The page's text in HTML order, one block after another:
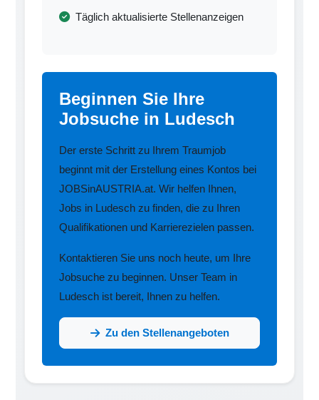
Täglich aktualisierte Stellenanzeigen
Beginnen Sie Ihre
Jobsuche in Ludesch
Der erste Schritt zu Ihrem Traumjob
beginnt mit der Erstellung eines Kontos bei
JOBSinAUSTRIA.at. Wir helfen Ihnen,
Jobs in Ludesch zu finden, die zu Ihren
Qualifikationen und Karrierezielen passen.
Kontaktieren Sie uns noch heute, um Ihre
Jobsuche zu beginnen. Unser Team in
Ludesch ist bereit, Ihnen zu helfen.
Zu den Stellenangeboten